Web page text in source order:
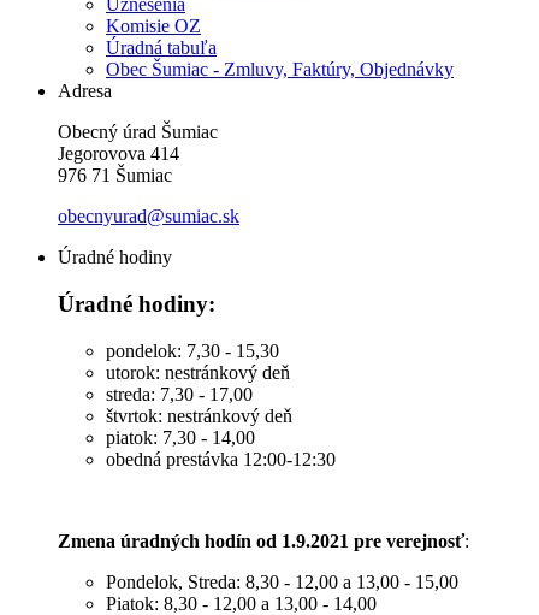
Uznesenia
Komisie OZ
Úradná tabuľa
Obec Šumiac - Zmluvy, Faktúry, Objednávky
Adresa
Obecný úrad Šumiac
Jegorovova 414
976 71 Šumiac
obecnyurad@sumiac.sk
Úradné hodiny
Úradné hodiny:
pondelok: 7,30 - 15,30
utorok: nestránkový deň
streda: 7,30 - 17,00
štvrtok: nestránkový deň
piatok: 7,30 - 14,00
obedná prestávka 12:00-12:30
Zmena úradných hodín od 1.9.2021 pre verejnosť:
Pondelok, Streda: 8,30 - 12,00 a 13,00 - 15,00
Piatok: 8,30 - 12,00 a 13,00 - 14,00